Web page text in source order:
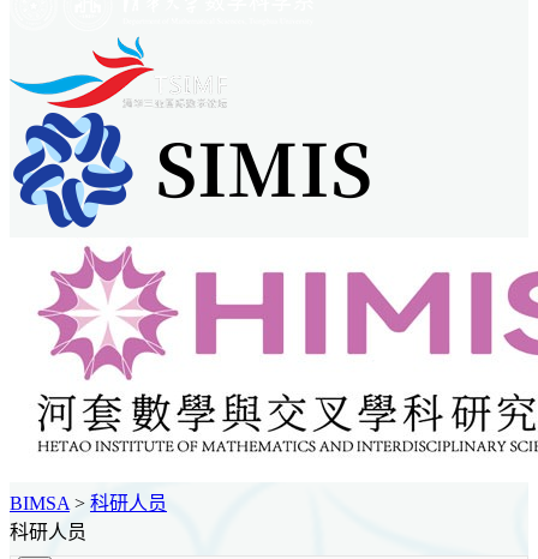
BIMSA > 科研人员
科研人员